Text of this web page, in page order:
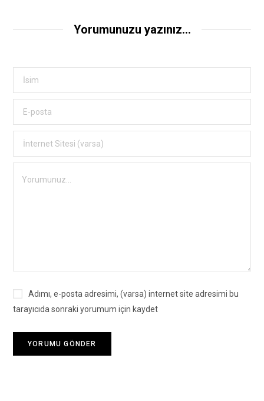
Yorumunuzu yazınız...
Adımı, e-posta adresimi, (varsa) internet site adresimi bu
tarayıcıda sonraki yorumum için kaydet